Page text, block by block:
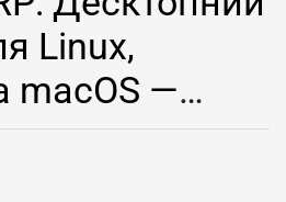
Linux,
macOS —
з